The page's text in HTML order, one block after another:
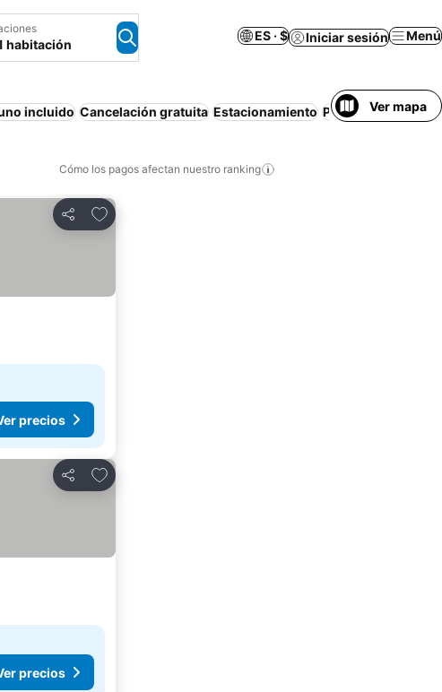
habitación
ES · $ Iniciar sesión Menú
incluido Cancelación gratuita Estacionamiento Piscina Ver mapa
Cómo los pagos afectan nuestro ranking
Compartir
Agregar a favoritos
precios
Compartir
Agregar a favoritos
precios